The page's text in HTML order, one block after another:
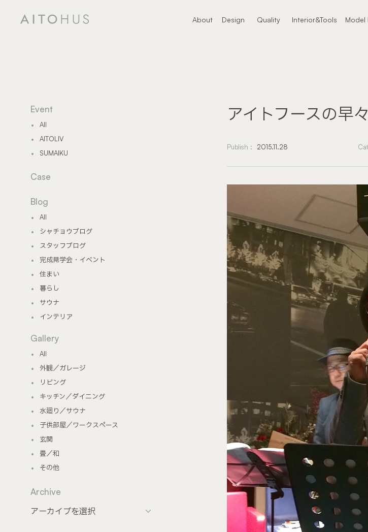
本文
About
Design Quality Interior&Tools Model
アイトフースの早
Publish : 2015.11.28
Event
All
AITOLIV
SUMAIKU
Case
Blog
All
シャチョウブログ
スタッフブログ
完成見学会・イベント
住まい
暮らし
サウナ
インテリア
Gallery
All
外観／ガレージ
リビング
キッチン／ダイニング
水廻り／サウナ
子供部屋／ワークスペース
玄関
畳／和
その他
Archive